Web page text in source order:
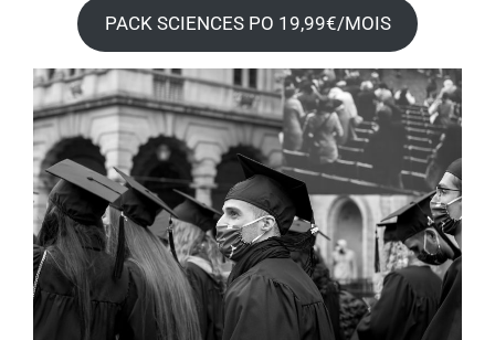
PACK SCIENCES PO 19,99€/MOIS